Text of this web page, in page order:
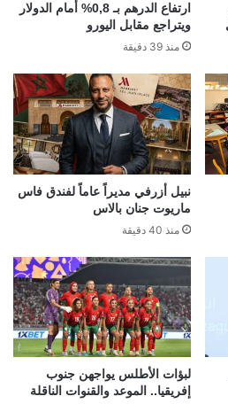
ارتفاع الدرهم بـ 0,8% أمام الدولار
ويتراجع مقابل اليورو
منذ 39 دقيقة
نبيل أزرفي مديراً عاماً لفندق فاس
ماريوت جنان بالاس
منذ 40 دقيقة
لبؤات الأطلس يواجهن جنوب
إفريقيا.. الموعد والقنوات الناقلة